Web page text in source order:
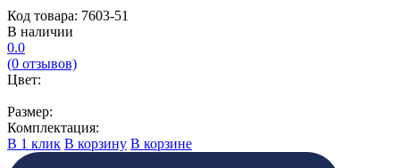
Код товара: 7603-51
В наличии
0.0
(0 отзывов)
Цвет:
Размер:
Комплектация:
В 1 клик В корзину В корзине